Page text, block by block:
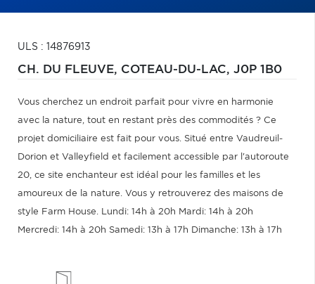
ULS : 14876913
CH. DU FLEUVE, COTEAU-DU-LAC, J0P 1B0
Vous cherchez un endroit parfait pour vivre en harmonie
avec la nature, tout en restant près des commodités ? Ce
projet domiciliaire est fait pour vous. Situé entre Vaudreuil-
Dorion et Valleyfield et facilement accessible par l'autoroute
20, ce site enchanteur est idéal pour les familles et les
amoureux de la nature. Vous y retrouverez des maisons de
style Farm House. Lundi: 14h à 20h Mardi: 14h à 20h
Mercredi: 14h à 20h Samedi: 13h à 17h Dimanche: 13h à 17h